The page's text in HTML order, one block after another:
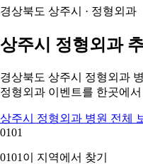
경상북도 상주시 · 정형외과
상주시 정형외과
경상북도 상주시 정형외과
정형외과 이벤트를 한곳에
상주시 정형외과 병원 전체
0101
0101 이 지역에서 찾기